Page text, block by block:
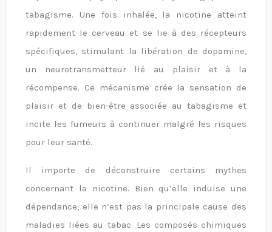
tabagisme. Une fois inhalée, la nicotine atteint
rapidement le cerveau et se lie à des récepteurs
spécifiques, stimulant la libération de dopamine,
un neurotransmetteur lié au plaisir et à la
récompense. Ce mécanisme crée la sensation de
plaisir et de bien-être associée au tabagisme et
incite les fumeurs à continuer malgré les risques
pour leur santé.
Il importe de déconstruire certains mythes
concernant la nicotine. Bien qu’elle induise une
dépendance, elle n’est pas la principale cause des
maladies liées au tabac. Les composés chimiques